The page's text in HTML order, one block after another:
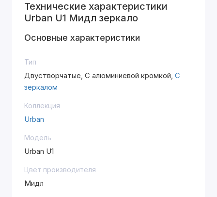
Технические характеристики
Urban U1 Мидл зеркало
Основные характеристики
Тип
Двустворчатые, С алюминиевой кромкой, С
зеркалом
Коллекция
Urban
Модель
Urban U1
Цвет производителя
Мидл